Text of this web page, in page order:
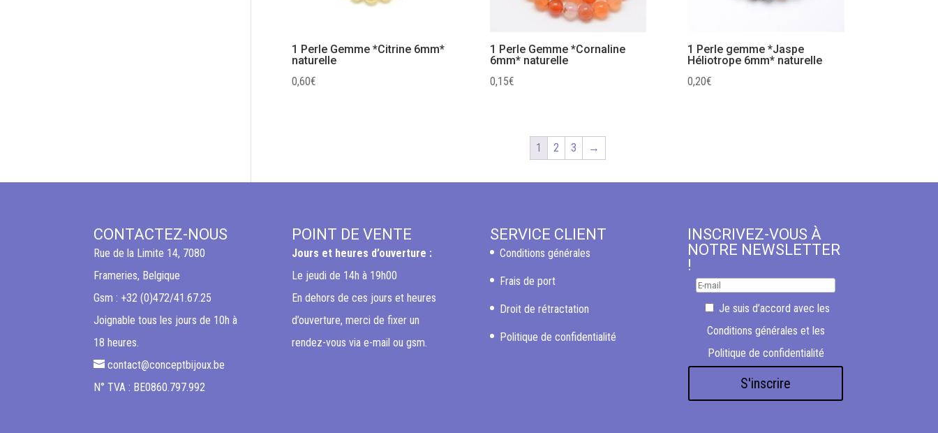
1 Perle Gemme *Citrine 6mm*
naturelle
0,60€
1 Perle Gemme *Cornaline
6mm* naturelle
0,15€
1 Perle gemme *Jaspe
Héliotrope 6mm* naturelle
0,20€
1 2 3 →
CONTACTEZ-NOUS
Rue de la Limite 14, 7080
Frameries, Belgique
Gsm : +32 (0)472/41.67.25
Joignable tous les jours de 10h à
18 heures.
contact@conceptbijoux.be
N° TVA : BE0860.797.992
POINT DE VENTE
Jours et heures d’ouverture :
Le jeudi de 14h à 19h00
En dehors de ces jours et heures
d’ouverture, merci de fixer un
rendez-vous via e-mail ou gsm.
SERVICE CLIENT
Conditions générales
Frais de port
Droit de rétractation
Politique de confidentialité
INSCRIVEZ-VOUS À
NOTRE NEWSLETTER
!
Je suis d’accord avec les
Conditions générales et les
Politique de confidentialité
S'inscrire